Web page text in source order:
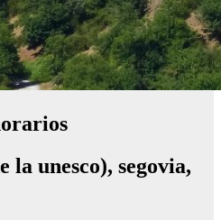
la unesco), segovia,